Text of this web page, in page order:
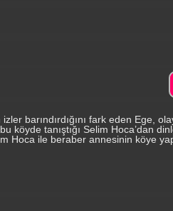
barındırdığını fark eden Ege,
köyde tanıştığı Selim Hoca’dan
Hoca ile beraber annesinin köye